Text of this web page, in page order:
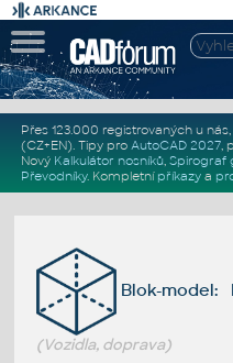
Přes 123.000 registrovaných u
(CZ+EN). Tipy pro AutoCAD 2027,
Nový Kalkulátor nosníků, Spirograf
Převodníky. Kompletní příkazya
Blok-model:
(Vozidla, doprava)